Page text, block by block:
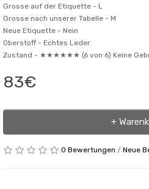
Grosse auf der Etiquette - L
Grosse nach unserer Tabelle - M
Neue Etiquette - Nein
Oberstoff - Echtes Leder
Zustand - ★★★★★★ (6 von 6) Keine
83€
+
0 Bewertungen / Neue